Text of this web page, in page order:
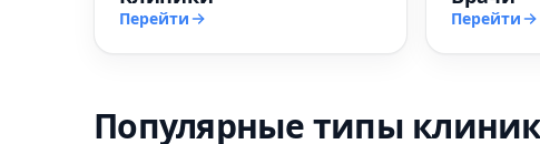
Перейти Перейти
Популярные типы